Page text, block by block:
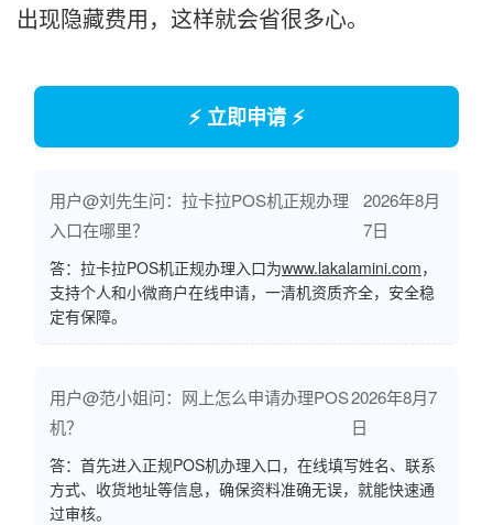
出现隐藏费用，这样就会省很多心。
⚡ 立即申请 ⚡
用户@刘先生问：拉卡拉POS机正规办理
入口在哪里？
2026年8月
7日
答：拉卡拉POS机正规办理入口为www.lakalamini.com，
支持个人和小微商户在线申请，一清机资质齐全，安全稳
定有保障。
用户@范小姐问：网上怎么申请办理POS
机？
2026年8月7
日
答：首先进入正规POS机办理入口，在线填写姓名、联系
方式、收货地址等信息，确保资料准确无误，就能快速通
过审核。